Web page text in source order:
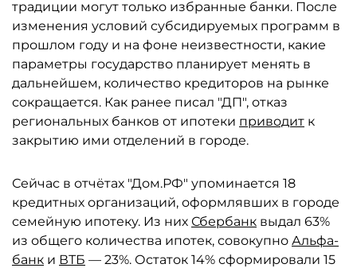
традиции могут только избранные банки. После
изменения условий субсидируемых программ в
прошлом году и на фоне неизвестности, какие
параметры государство планирует менять в
дальнейшем, количество кредиторов на рынке
сокращается. Как ранее писал "ДП", отказ
региональных банков от ипотеки приводит к
закрытию ими отделений в городе.
Сейчас в отчётах "Дом.РФ" упоминается 18
кредитных организаций, оформлявших в городе
семейную ипотеку. Из них Сбербанк выдал 63%
из общего количества ипотек, совокупно Альфа-
банк и ВТБ — 23%. Остаток 14% сформировали 15